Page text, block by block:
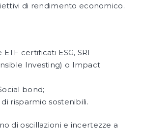
di rendimento economico.
certificati ESG, SRI
Investing) o Impact
bond;
risparmio sostenibili.
di oscillazioni e incertezze a